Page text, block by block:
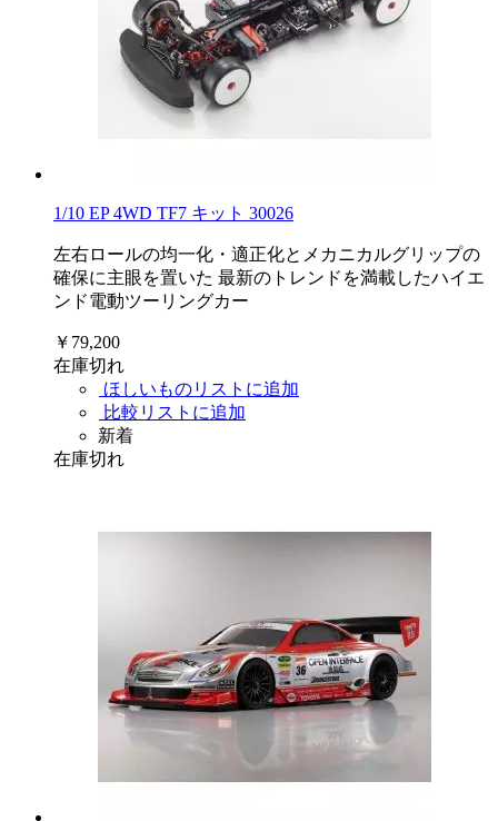
1/10 EP 4WD TF7 キット 30026
左右ロールの均一化・適正化とメカニカルグリップの
確保に主眼を置いた 最新のトレンドを満載したハイエ
ンド電動ツーリングカー
￥79,200
在庫切れ
ほしいものリストに追加
比較リストに追加
新着
在庫切れ